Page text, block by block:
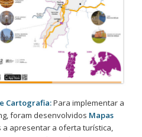
Cartografia:Para implementar a
foram desenvolvidos Mapas
a apresentar a oferta turística,